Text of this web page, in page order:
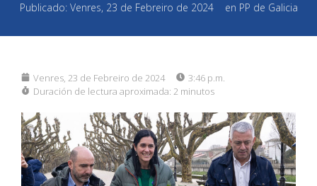
Publicado: Venres, 23 de Febreiro de 2024 en PP de Galicia
Venres, 23 de Febreiro de 2024
3:46 p.m.
Duración de lectura aproximada: 2 minutos